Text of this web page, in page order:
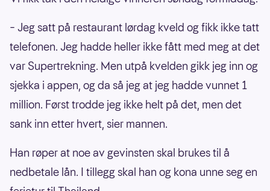
– Jeg satt på restaurant lørdag kveld og fikk ikke tatt
telefonen. Jeg hadde heller ikke fått med meg at det
var Supertrekning. Men utpå kvelden gikk jeg inn og
sjekka i appen, og da så jeg at jeg hadde vunnet 1
million. Først trodde jeg ikke helt på det, men det
sank inn etter hvert, sier mannen.
Han røper at noe av gevinsten skal brukes til å
nedbetale lån. I tillegg skal han og kona unne seg en